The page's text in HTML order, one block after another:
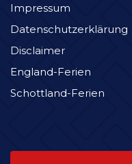
Impressum
Datenschutzerklärung
Disclaimer
England-Ferien
Schottland-Ferien